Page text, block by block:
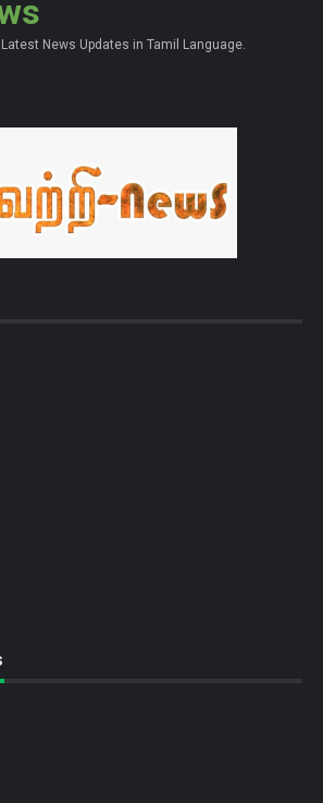
News Updates in Tamil Language.